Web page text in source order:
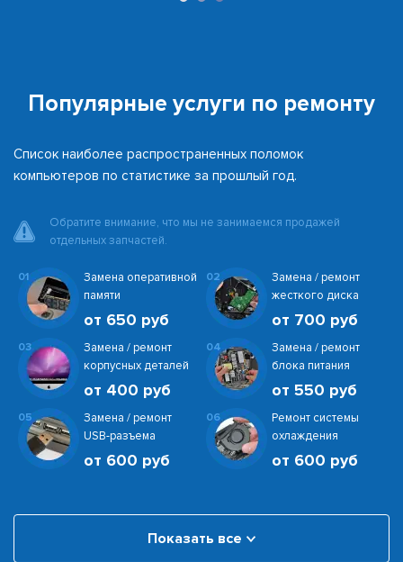
Популярные услуги по ремонту
Список наиболее распространенных поломок
компьютеров по статистике за прошлый год.
Обратите внимание, что мы не занимаемся продажей
отдельных запчастей.
01
Замена оперативной
памяти
от 650 руб
02
Замена / ремонт
жесткого диска
от 700 руб
03
Замена / ремонт
корпусных деталей
от 400 руб
04
Замена / ремонт
блока питания
от 550 руб
05
Замена / ремонт
USB-разъема
от 600 руб
06
Ремонт системы
охлаждения
от 600 руб
Показать все